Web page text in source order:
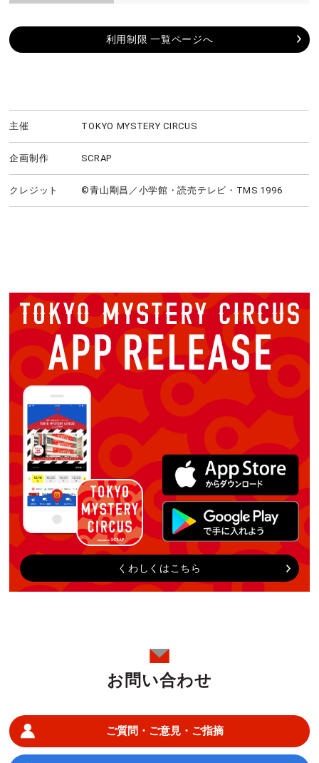
利用制限 一覧ページへ
主催 TOKYO MYSTERY CIRCUS
企画制作 SCRAP
クレジット ©青山剛昌／小学館・読売テレビ・TMS 1996
くわしくはこちら
お問い合わせ
ご質問・ご意見・ご指摘